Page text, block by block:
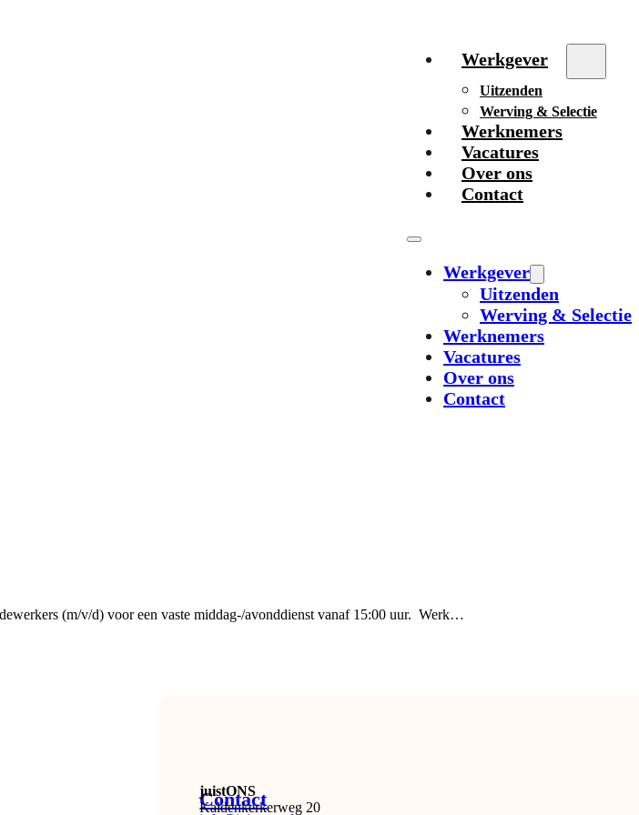
Werkgever
Uitzenden
Werving & Selectie
Werknemers
Vacatures
Over ons
Contact
Werkgever
Uitzenden
Werving & Selectie
Werknemers
Vacatures
Over ons
Contact
(m/v/d) voor een vaste middag-/avonddienst vanaf 15:00 uur. Werk…
Contact
juistONS
Kaldenkerkerweg 20